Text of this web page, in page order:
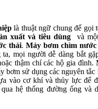
là thuật ngữ chung để gọi
xuất và tiêu dùng và
thải. Máy bơm chìm
mọi người dễ dàng bắt
thậm chí các hộ gia đình.
bơm sử dụng các nguyên tắc
vào cơ khí và thủy lực để
hệ thống đường ống và